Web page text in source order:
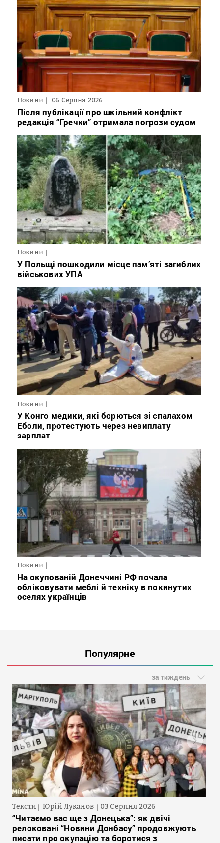
Новини 06 Серпня 2026
Після публікації про шкільний конфлікт
редакція “Гречки” отримала погрози судом
Новини
У Польщі пошкодили місце пам’яті загиблих
військових УПА
Новини
У Конго медики, які борються зі спалахом
Еболи, протестують через невиплату
зарплат
Новини
На окупованій Донеччині РФ почала
обліковувати меблі й техніку в покинутих
оселях українців
Популярне
за тиждень
Тексти Юрій Луканов 03 Серпня 2026
“Читаємо вас ще з Донецька”: як двічі
релоковані “Новини Донбасу” продовжують
писати про окупацію та боротися з